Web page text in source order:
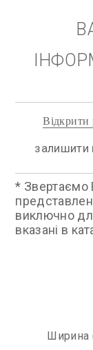
залишити
Відкрити
* Звертаємо
виключно
вказані в
Ширина